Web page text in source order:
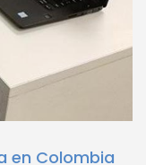
en Colombia